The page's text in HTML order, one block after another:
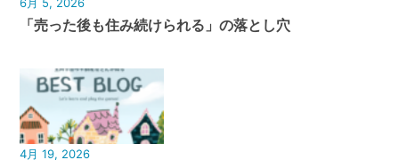
「売った後も住み続けられる」の落とし穴
4月 19, 2026